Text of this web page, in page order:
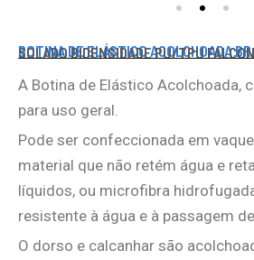
BOTINA DE ELÁSTICO ACOLCHOADA
SOLADO BIDENSIDADE PU/TPU FALCON
A Botina de Elástico Acolchoada,
para uso geral.
Pode ser confeccionada em
material que não retém água e
líquidos, ou microfibra
resistente à água e à passagem
O dorso e calcanhar são